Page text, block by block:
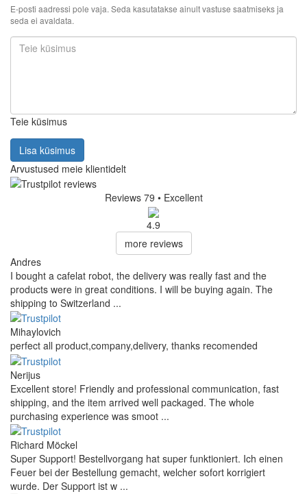
E-posti aadressi pole vaja. Seda kasutatakse ainult vastuse saatmiseks ja
seda ei avaldata.
Teie küsimus
Lisa küsimus
Arvustused meie klientidelt
Reviews 79 • Excellent
4.9
more reviews
Andres
I bought a cafelat robot, the delivery was really fast and the
products were in great conditions. I will be buying again. The
shipping to Switzerland ...
Mihaylovich
perfect all product,company,delivery, thanks recomended
Nerijus
Excellent store! Friendly and professional communication, fast
shipping, and the item arrived well packaged. The whole
purchasing experience was smoot ...
Richard Möckel
Super Support! Bestellvorgang hat super funktioniert. Ich einen
Feuer bei der Bestellung gemacht, welcher sofort korrigiert
wurde. Der Support ist w ...